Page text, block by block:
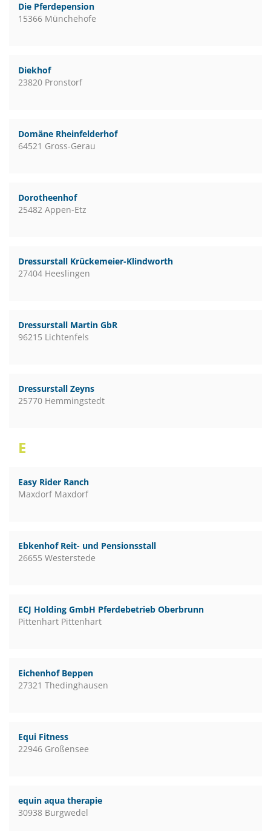
Die Pferdepension
15366 Münchehofe
Diekhof
23820 Pronstorf
Domäne Rheinfelderhof
64521 Gross-Gerau
Dorotheenhof
25482 Appen-Etz
Dressurstall Krückemeier-Klindworth
27404 Heeslingen
Dressurstall Martin GbR
96215 Lichtenfels
Dressurstall Zeyns
25770 Hemmingstedt
E
Easy Rider Ranch
Maxdorf Maxdorf
Ebkenhof Reit- und Pensionsstall
26655 Westerstede
ECJ Holding GmbH Pferdebetrieb Oberbrunn
Pittenhart Pittenhart
Eichenhof Beppen
27321 Thedinghausen
Equi Fitness
22946 Großensee
equin aqua therapie
30938 Burgwedel